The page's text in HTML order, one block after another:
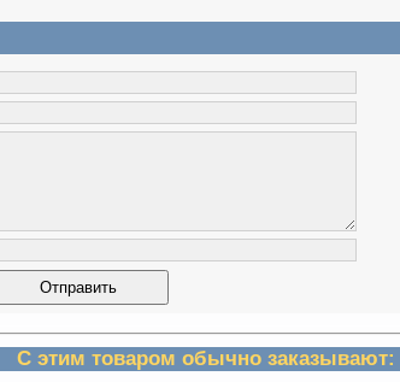
С этим товаром обычно заказывают: